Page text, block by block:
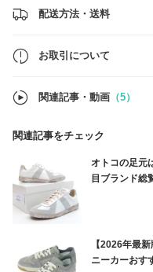
万が一に備え、バイマの「安
配送方法・送料
お取引について
関連記事・動画 （5）
関連記事をチェック
オトコの足元
目ブランド
【2026年最
ニーカーおす